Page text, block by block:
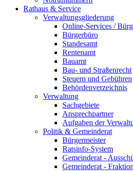
Rathaus & Service
Verwaltungsgliederung
Online-Services /
Bürgerbüro
Standesamt
Rentenamt
Bauamt
Bau- und Straßenrecht
Steuern und Gebühren
Behördenverzeichnis
Verwaltung
Sachgebiete
Ansprechpartner
Aufgaben der
Politik & Gemeinderat
Bürgermeister
Ratsinfo-System
Gemeinderat -
Gemeinderat -